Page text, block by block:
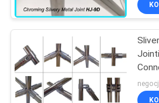
POLITYKA
PRYWATNOŚCI
Złącza do rur
chromowych